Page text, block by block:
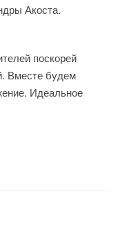
Акоста.
поскорей
Вместе будем
Идеальное